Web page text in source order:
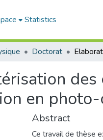
Statistics
Doctorat
en
Abstract
Ce travail de thèse